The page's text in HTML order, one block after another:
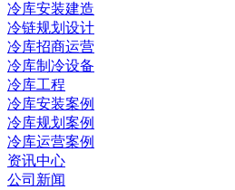
冷库安装建造
冷链规划设计
冷库招商运营
冷库制冷设备
冷库工程
冷库安装案例
冷库规划案例
冷库运营案例
资讯中心
公司新闻